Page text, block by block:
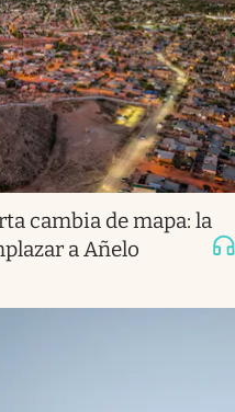
cambia de mapa: la
a Añelo